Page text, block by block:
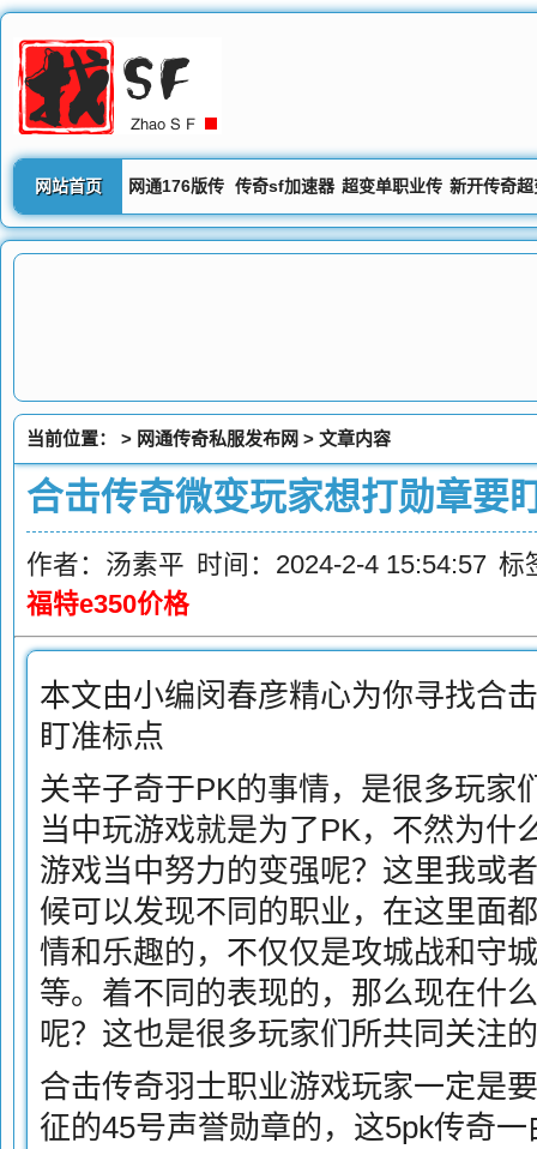
网站首页 网通176版传
奇私服
传奇sf加速器 超变单职业传
奇
新开传奇超
网站
当前位置： > 网通传奇私服发布网 > 文章内容
合击传奇微变玩家想打勋章要
作者：汤素平 时间：2024-2-4 15:54:57 标
福特e350价格
本文由小编闵春彦精心为你寻找合
盯准标点
关辛子奇于PK的事情，是很多玩家
当中玩游戏就是为了PK，不然为什
游戏当中努力的变强呢？这里我或
候可以发现不同的职业，在这里面
情和乐趣的，不仅仅是攻城战和守
等。着不同的表现的，那么现在什
呢？这也是很多玩家们所共同关注
合击传奇羽士职业游戏玩家一定是
征的45号声誉勋章的，这5pk传奇